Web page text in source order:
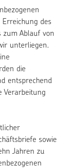
des
zum Ablauf von
unterliegen.
die
entsprechend
Verarbeitung
sowie
Jahren zu